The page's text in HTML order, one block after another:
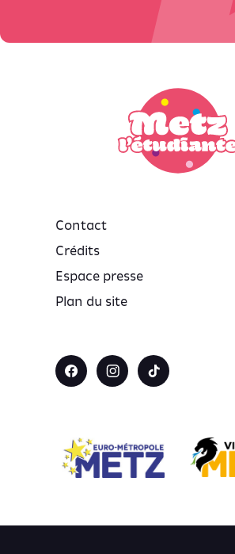
Contact
Crédits
Espace presse
Plan du site